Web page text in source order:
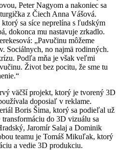
Peter Nagyom a nakoniec sa
z Čiech Anna Vášová.
sa síce neprelína s ľudským
dokonca mu nastavuje zrkadlo.
„Pavučinu môžeme
Sociálnych, no najmä rodinných.
Podľa mňa je však veľmi
Život bez pocitu, že sme tu
väčší projekt, ktorý je tvorený 3D
doposiaľ v reklame.
Boris Šima, ktorý sa podieľal už
transformáciu do 3D vizuálu sa
Jaromír Salaj a Dominik
teamu je Tomáš Mikuľak, ktorý
a vedie 3D produkciu.